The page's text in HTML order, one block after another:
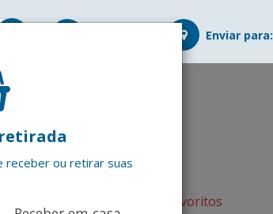
Enviar para:
receber ou retirar suas
Escuro Biocolor
Adicionar aos favoritos